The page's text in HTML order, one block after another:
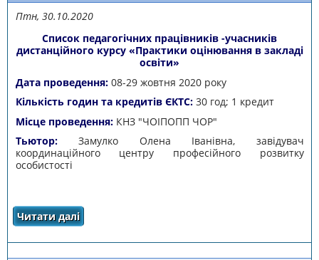
Птн, 30.10.2020
Список педагогічних працівників -учасників
дистанційного курсу «Практики оцінювання в закладі
освіти»
Дата проведення:08-29 жовтня 2020 року
Кількість годин та кредитів ЄКТС:30 год; 1 кредит
Місце проведення:КНЗ "ЧОІПОПП ЧОР"
Тьютор:Замулко Олена Іванівна, завідувач
координаційного центру професійного розвитку
особистості
Читати далі
оцінювання в закладі освіти»